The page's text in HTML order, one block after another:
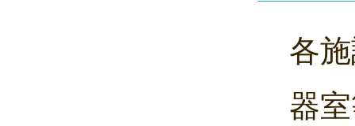
各
器